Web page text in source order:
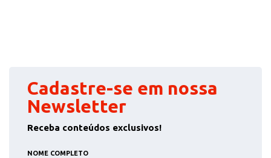
Cadastre-se em nossa
Newsletter
Receba conteúdos exclusivos!
NOME COMPLETO